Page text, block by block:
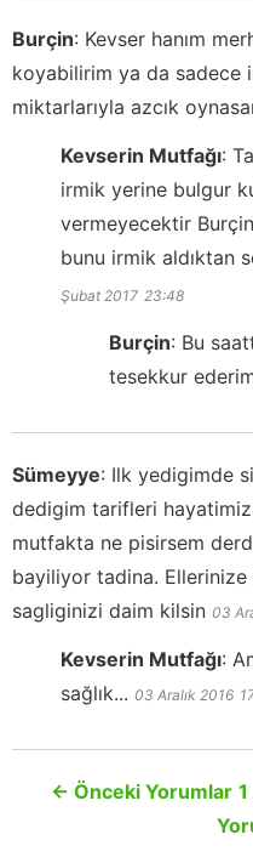
Burçin: Kevser hanım
koyabilirim ya da sadece
miktarlarıyla azcık
Kevserin Mutfağı:
irmik yerine bulgur
vermeyecektir
bunu irmik aldıktan
Şubat 2017 23:48
Burçin: Bu
tesekkur
Sümeyye: Ilk yedigimde
dedigim tarifleri
mutfakta ne pisirsem
bayiliyor tadina.
sagliginizi daim kilsin 03
Kevserin Mutfağı:
sağlık... 03 Aralık 2016
← Önceki Yorumlar 1